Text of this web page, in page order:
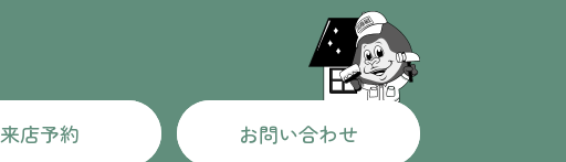
来店予約 お問い合わせ